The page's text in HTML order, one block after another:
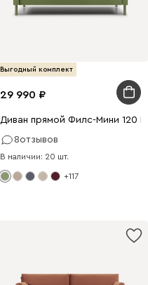
Выгодный комплект
29 990
Диван прямой Филс-Мини 120
8отзывов
В наличии: 20 шт.
+117